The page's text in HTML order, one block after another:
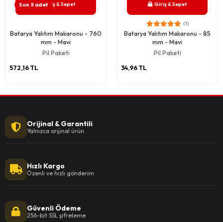
Son 5 adetGiriş & Sepet
Batarya Yalıtım Makaronu - 760
mm - Mavi
Pil Paketi
572,16 TL
Giriş & Sepet
(1)
Batarya Yalıtım Makaronu - 85
mm - Mavi
Pil Paketi
34,96 TL
Orijinal & Garantili
Yalnızca orijinal ürün
Hızlı Kargo
Özenli ve hızlı gönderim
Güvenli Ödeme
256-bit SSL şifreleme